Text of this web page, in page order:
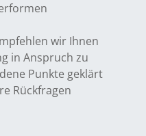
wir Ihnen
in Anspruch zu
Punkte geklärt
Rückfragen